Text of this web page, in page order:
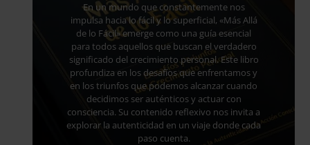
En un mundo que constantemente nos
impulsa hacia lo fácil y lo superficial, «Más Allá
de lo Fácil» emerge como una guía esencial
para todos aquellos que buscan el verdadero
significado del crecimiento personal. Este libro
profundiza en los desafíos que enfrentamos y
en los triunfos que podemos alcanzar cuando
decidimos ser auténticos y actuar con
consciencia. Su contenido reflexivo nos invita a
explorar la autenticidad en un viaje donde cada
paso cuenta.